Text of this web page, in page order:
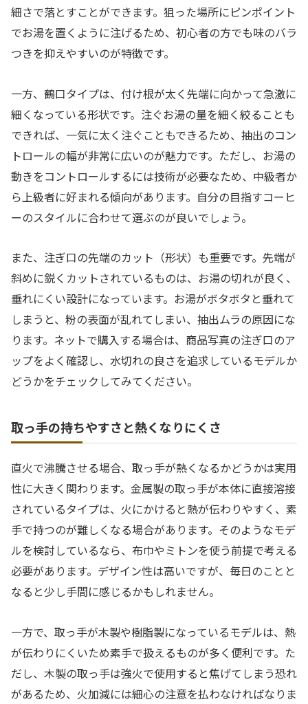
細さで落とすことができます。狙った場所にピンポイント
でお湯を置くように注げるため、初心者の方でも味のバラ
つきを抑えやすいのが特徴です。
一方、鶴口タイプは、付け根が太く先端に向かって急激に
細くなっている形状です。注ぐお湯の量を細く絞ることも
できれば、一気に太く注ぐこともできるため、抽出のコン
トロールの幅が非常に広いのが魅力です。ただし、お湯の
動きをコントロールするには技術が必要なため、中級者か
ら上級者に好まれる傾向があります。自分の目指すコーヒ
ーのスタイルに合わせて選ぶのが良いでしょう。
また、注ぎ口の先端のカット（形状）も重要です。先端が
斜めに鋭くカットされているものは、お湯の切れが良く、
垂れにくい設計になっています。お湯がボタボタと垂れて
しまうと、粉の表面が乱れてしまい、抽出ムラの原因にな
ります。ネットで購入する場合は、商品写真の注ぎ口のア
ップをよく確認し、水切れの良さを追求しているモデルか
どうかをチェックしてみてください。
取っ手の持ちやすさと熱くなりにくさ
直火で沸騰させる場合、取っ手が熱くなるかどうかは実用
性に大きく関わります。金属製の取っ手が本体に直接溶接
されているタイプは、火にかけると熱が伝わりやすく、素
手で持つのが難しくなる場合があります。そのようなモデ
ルを検討しているなら、布巾やミトンを使う前提で考える
必要があります。デザイン性は高いですが、毎日のことと
なると少し手間に感じるかもしれません。
一方で、取っ手が木製や樹脂製になっているモデルは、熱
が伝わりにくいため素手で扱えるものが多く便利です。た
だし、木製の取っ手は強火で使用すると焦げてしまう恐れ
があるため、火加減には細心の注意を払わなければなりま